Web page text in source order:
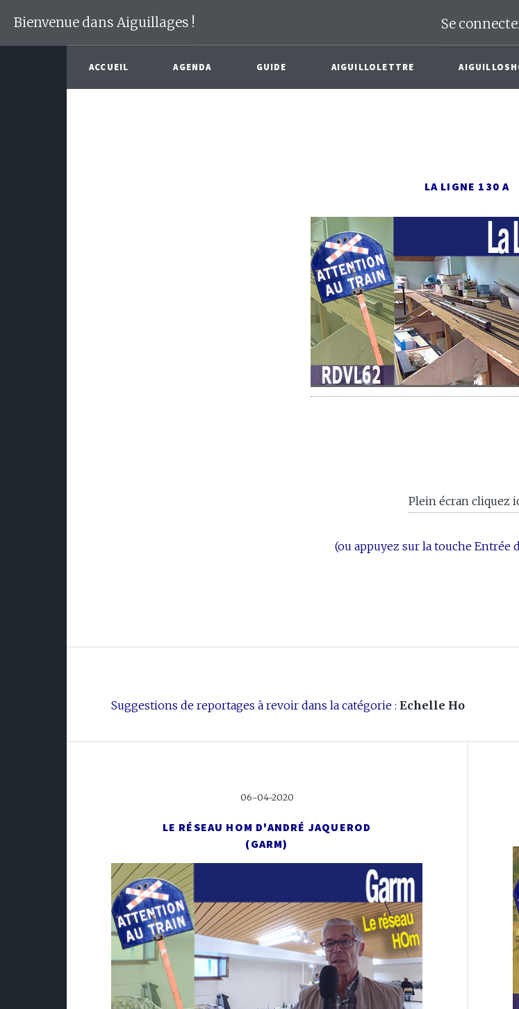
Bienvenue dans Aiguillages ! Se
ACCUEIL AGENDA GUIDE AIGUILLOLETTRE
LA LIGNE 130 A
Plein écran cliquez
(ou appuyez sur la touche Entrée
Suggestions de reportages à revoir dans la catégorie : Echelle Ho
06-04-2020
LE RÉSEAU HOM D'ANDRÉ JAQUEROD
(GARM)